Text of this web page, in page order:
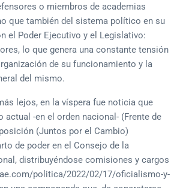
o miembros de academias
que también del sistema político en su
el Poder Ejecutivo y el Legislativo:
lo que genera una constante tensión
de su funcionamiento y la
del mismo.
lejos, en la víspera fue noticia que
-en el orden nacional- (Frente de
(Juntos por el Cambio)
de poder en el Consejo de la
distribuyéndose comisiones y cargos
politica/2022/02/17/oficialismo-y-